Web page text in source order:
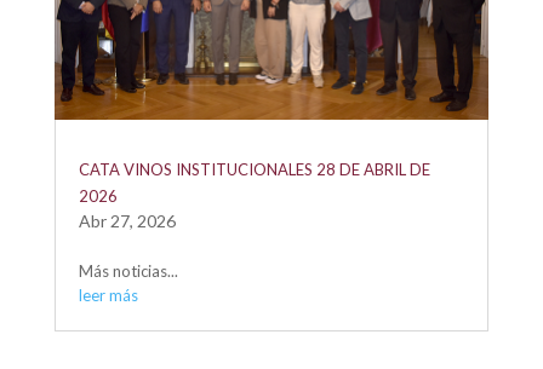
CATA VINOS INSTITUCIONALES 28 DE ABRIL DE
2026
Abr 27, 2026
Más noticias...
leer más